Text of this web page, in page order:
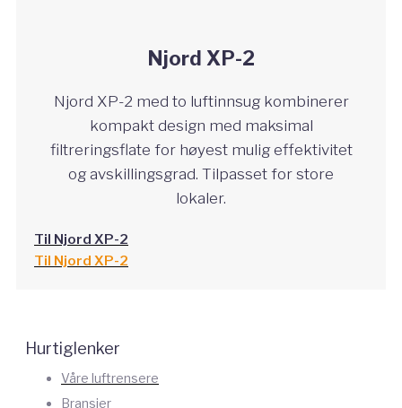
Njord XP-2
Njord XP-2 med to luftinnsug kombinerer
kompakt design med maksimal
filtreringsflate for høyest mulig effektivitet
og avskillingsgrad. Tilpasset for store
lokaler.
Til Njord XP-2
Til Njord XP-2
Hurtiglenker
Våre luftrensere
Bransjer